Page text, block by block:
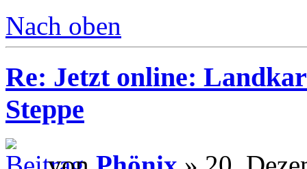
Nach oben
Re: Jetzt online:
Steppe